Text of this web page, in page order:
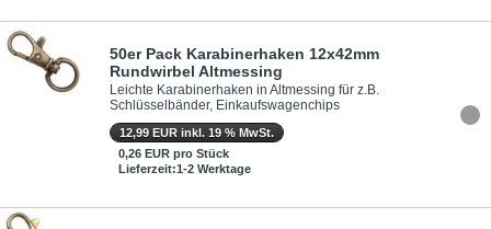
50er Pack Karabinerhaken 12x42mm
Rundwirbel Altmessing
Leichte Karabinerhaken in Altmessing für z.B.
Schlüsselbänder, Einkaufswagenchips
12,99 EUR inkl. 19 % MwSt.
0,26 EUR pro Stück
Lieferzeit:1-2 Werktage